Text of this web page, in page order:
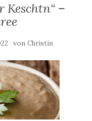
Keschtn“ –
von Christin